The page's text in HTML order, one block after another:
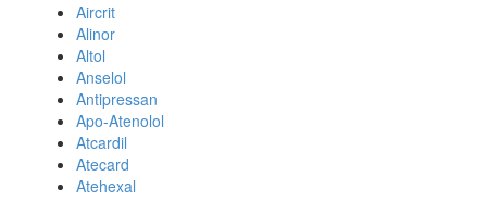
Aircrit
Alinor
Altol
Anselol
Antipressan
Apo-Atenolol
Atcardil
Atecard
Atehexal